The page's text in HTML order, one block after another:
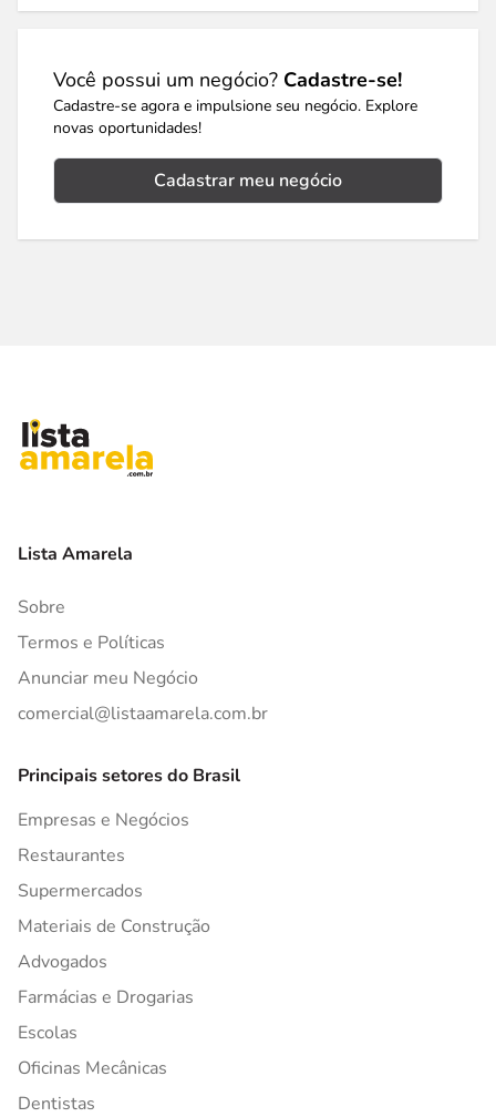
Você possui um negócio? Cadastre-se!
Cadastre-se agora e impulsione seu negócio. Explore
novas oportunidades!
Cadastrar meu negócio
Lista Amarela
Sobre
Termos e Políticas
Anunciar meu Negócio
comercial@listaamarela.com.br
Principais setores do Brasil
Empresas e Negócios
Restaurantes
Supermercados
Materiais de Construção
Advogados
Farmácias e Drogarias
Escolas
Oficinas Mecânicas
Dentistas